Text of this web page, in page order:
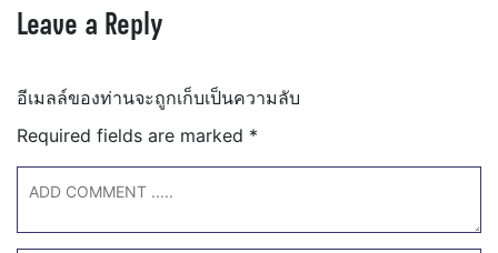
Leave a Reply
อีเมลล์ของท่านจะถูกเก็บเป็นความลับ
Required fields are marked *